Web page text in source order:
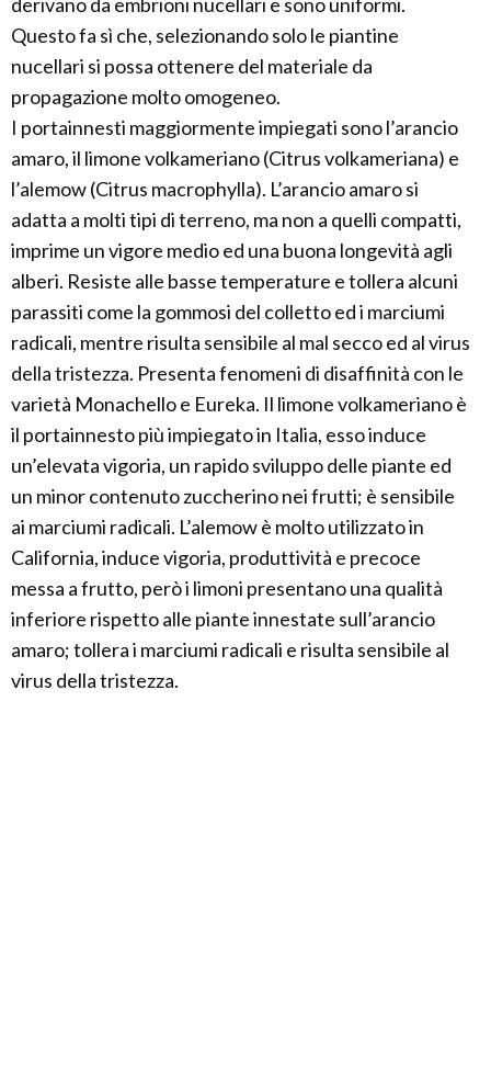
Questo fa sì che, selezionando solo le piantine
nucellari si possa ottenere del materiale da
propagazione molto omogeneo.
I portainnesti maggiormente impiegati sono l’arancio
amaro, il limone volkameriano (Citrus volkameriana) e
l’alemow (Citrus macrophylla). L’arancio amaro si
adatta a molti tipi di terreno, ma non a quelli compatti,
imprime un vigore medio ed una buona longevità agli
alberi. Resiste alle basse temperature e tollera alcuni
parassiti come la gommosi del colletto ed i marciumi
radicali, mentre risulta sensibile al mal secco ed al virus
della tristezza. Presenta fenomeni di disaffinità con le
varietà Monachello e Eureka. Il limone volkameriano è
il portainnesto più impiegato in Italia, esso induce
un’elevata vigoria, un rapido sviluppo delle piante ed
un minor contenuto zuccherino nei frutti; è sensibile
ai marciumi radicali. L’alemow è molto utilizzato in
California, induce vigoria, produttività e precoce
messa a frutto, però i limoni presentano una qualità
inferiore rispetto alle piante innestate sull’arancio
amaro; tollera i marciumi radicali e risulta sensibile al
virus della tristezza.